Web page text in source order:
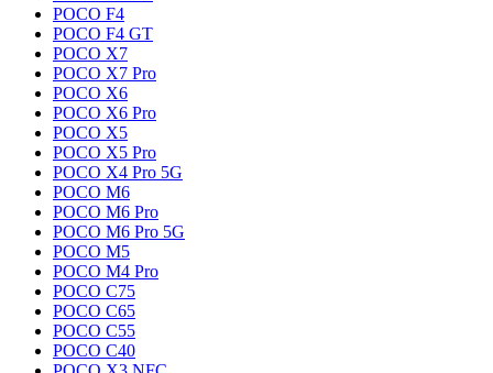
POCO F4
POCO F4 GT
POCO X7
POCO X7 Pro
POCO X6
POCO X6 Pro
POCO X5
POCO X5 Pro
POCO X4 Pro 5G
POCO M6
POCO M6 Pro
POCO M6 Pro 5G
POCO M5
POCO M4 Pro
POCO C75
POCO C65
POCO C55
POCO C40